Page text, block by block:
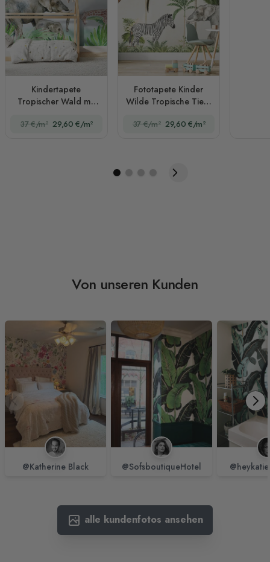
Kindertapete
Tropischer Wald mit
Fototapete
37 €/m² 29,60 €/m²
Fototapete Kinder
Wilde Tropische Tiere
37 €/m² 29,60 €/m²
Von unseren Kunden
@Katherine Black @SofsboutiqueHotel
alle kundenfotos ansehen